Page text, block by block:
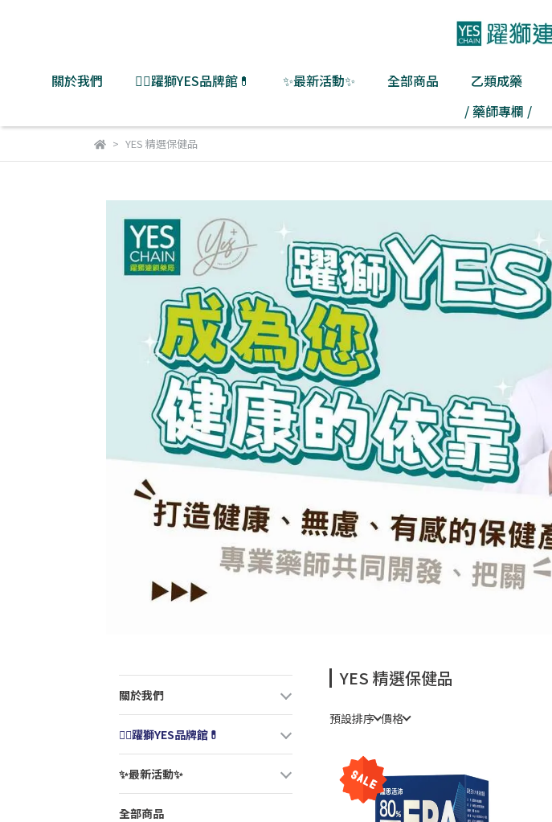
關於我們 👨‍⚕️躍獅YES品牌館💊 ✨最新活動✨ 全部商品 乙類成藥
/ 藥師專欄 /
YES 精選保健品
關於我們
👨‍⚕️躍獅YES品牌館💊
✨最新活動✨
全部商品
YES 精選保健品
預設排序 價格